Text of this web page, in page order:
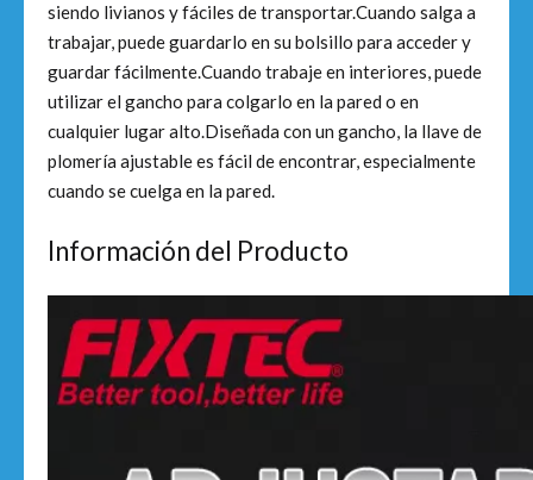
siendo livianos y fáciles de transportar.Cuando salga a
trabajar, puede guardarlo en su bolsillo para acceder y
guardar fácilmente.Cuando trabaje en interiores, puede
utilizar el gancho para colgarlo en la pared o en
cualquier lugar alto.Diseñada con un gancho, la llave de
plomería ajustable es fácil de encontrar, especialmente
cuando se cuelga en la pared.
Información del Producto